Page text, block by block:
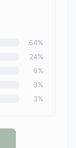
64%
24%
6%
3%
3%